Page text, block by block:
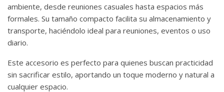
ambiente, desde reuniones casuales hasta espacios más
formales. Su tamaño compacto facilita su almacenamiento y
transporte, haciéndolo ideal para reuniones, eventos o uso
diario.
Este accesorio es perfecto para quienes buscan practicidad
sin sacrificar estilo, aportando un toque moderno y natural a
cualquier espacio.